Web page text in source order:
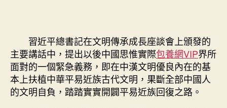
文
明
有
何
啟
示？〉
習近平總書記在文明傳承成長座談會上頒發的
主要講話中，提出以後中國思惟實際包養網VIP界所
面對的一個緊急義務，即在中漢文明優良內在的基
本上扶植中華平易近族古代文明，果斷全部中國人
的文明自負，踏踏實實開闢平易近族回復之路。